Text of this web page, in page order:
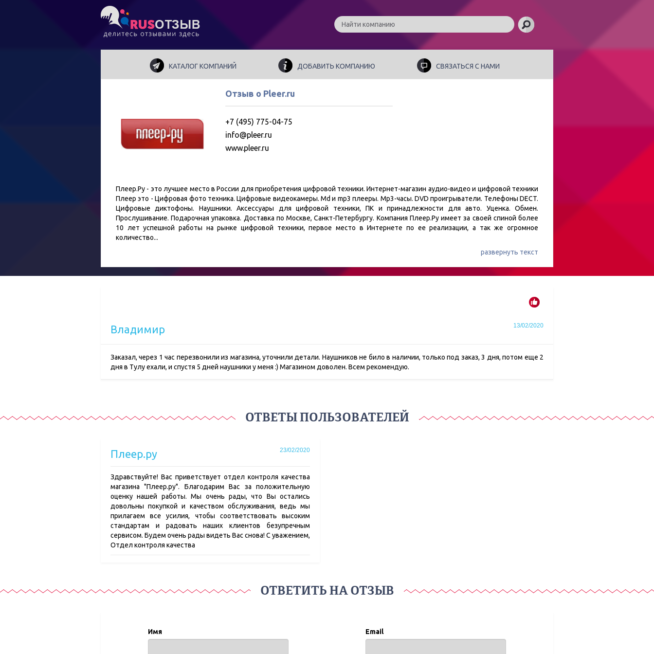
КАТАЛОГ КОМПАНИЙ ДОБАВИТЬ КОМПАНИЮ СВЯЗАТЬСЯ С НАМИ
Отзыв о Pleer.ru
+7 (495) 775-04-75
info@pleer.ru
www.pleer.ru
Плеер.Ру - это лучшее место в России для приобретения цифровой техники. Интернет-магазин аудио-видео и цифровой техники
Плеер это - Цифровая фото техника. Цифровые видеокамеры. Md и mp3 плееры. Mp3-часы. DVD проигрыватели. Телефоны DECT.
Цифровые диктофоны. Наушники. Аксессуары для цифровой техники, ПК и принадлежности для авто. Уценка. Обмен.
Прослушивание. Подарочная упаковка. Доставка по Москве, Санкт-Петербургу. Компания Плеер.Ру имеет за своей спиной более
10 лет успешной работы на рынке цифровой техники, первое место в Интернете по ее реализации, а так же огромное
количество...
развернуть текст
Владимир 13/02/2020
Заказал, через 1 час перезвонили из магазина, уточнили детали. Наушников не било в наличии, только под заказ, 3 дня, потом еще 2
дня в Тулу ехали, и спустя 5 дней наушники у меня :) Магазином доволен. Всем рекомендую.
ОТВЕТЫ ПОЛЬЗОВАТЕЛЕЙ
Плеер.ру 23/02/2020
Здравствуйте! Вас приветствует отдел контроля качества
магазина "Плеер.ру". Благодарим Вас за положительную
оценку нашей работы. Мы очень рады, что Вы остались
довольны покупкой и качеством обслуживания, ведь мы
прилагаем все усилия, чтобы соответствовать высоким
стандартам и радовать наших клиентов безупречным
сервисом. Будем очень рады видеть Вас снова! С уважением,
Отдел контроля качества
ОТВЕТИТЬ НА ОТЗЫВ
Имя Email